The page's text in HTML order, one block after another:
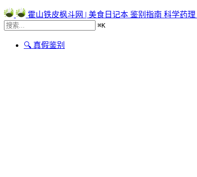
霍山铁皮枫斗网 | 美食日记本 鉴别指南 科学药理
⌘K
🔍 真假鉴别